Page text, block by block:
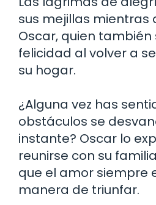
sus mejillas mientras
Oscar, quien también
felicidad al volver a
su hogar.
¿Alguna vez has
obstáculos se
instante? Oscar lo
reunirse con su
que el amor siempre
manera de triunfar.